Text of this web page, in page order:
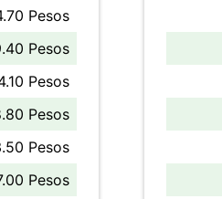
Pesos
Pesos
Pesos
Pesos
Pesos
Pesos